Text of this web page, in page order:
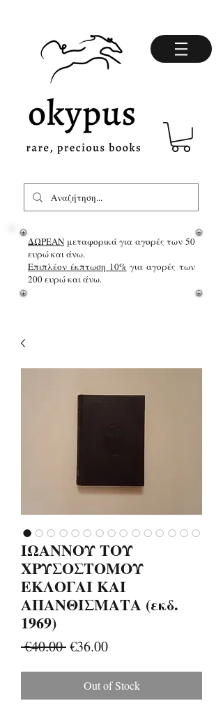
ΔΩΡΕΑΝ μεταφορικά για αγορές των 50
ευρώ και άνω.
Επιπλέον έκπτωση 10%για αγορές των
200 ευρώ και άνω.
ΙΩΑΝΝΟΥ ΤΟΥ
ΧΡΥΣΟΣΤΟΜΟΥ
ΕΚΛΟΓΑΙ ΚΑΙ
ΑΠΑΝΘΙΣΜΑΤΑ (εκδ.
1969)
€40.00 Regular
€36.00Sale
Out of Stock